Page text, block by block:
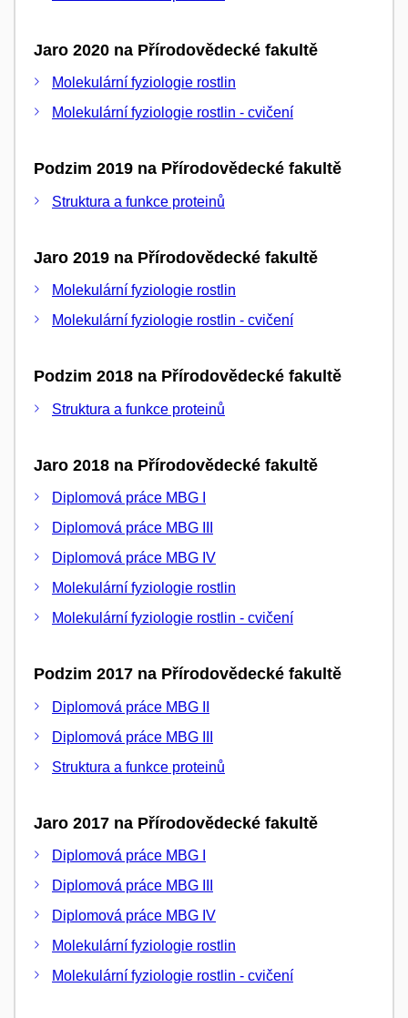
Jaro 2020 na Přírodovědecké fakultě
Molekulární fyziologie rostlin
Molekulární fyziologie rostlin - cvičení
Podzim 2019 na Přírodovědecké fakultě
Struktura a funkce proteinů
Jaro 2019 na Přírodovědecké fakultě
Molekulární fyziologie rostlin
Molekulární fyziologie rostlin - cvičení
Podzim 2018 na Přírodovědecké fakultě
Struktura a funkce proteinů
Jaro 2018 na Přírodovědecké fakultě
Diplomová práce MBG I
Diplomová práce MBG III
Diplomová práce MBG IV
Molekulární fyziologie rostlin
Molekulární fyziologie rostlin - cvičení
Podzim 2017 na Přírodovědecké fakultě
Diplomová práce MBG II
Diplomová práce MBG III
Struktura a funkce proteinů
Jaro 2017 na Přírodovědecké fakultě
Diplomová práce MBG I
Diplomová práce MBG III
Diplomová práce MBG IV
Molekulární fyziologie rostlin
Molekulární fyziologie rostlin - cvičení